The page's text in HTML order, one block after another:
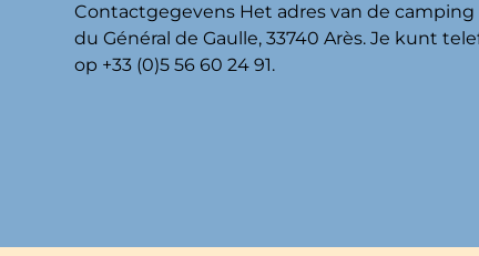
Contactgegevens Het adres van de camping
du Général de Gaulle, 33740 Arès. Je kunt
op +33 (0)5 56 60 24 91.